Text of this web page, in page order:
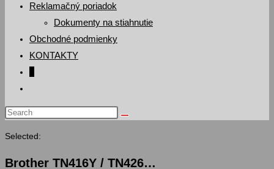
panel.
Reklamačný poriadok
Dokumenty na stiahnutie
Obchodné podmienky
KONTAKTY
website
search
Search
website
Selected:
Brother TN416Y / TN426…